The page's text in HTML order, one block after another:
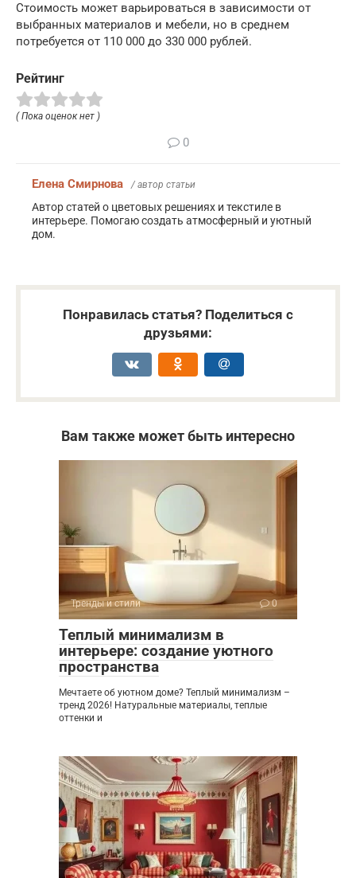
Стоимость может варьироваться в зависимости от
выбранных материалов и мебели, но в среднем
потребуется от 110 000 до 330 000 рублей.
Рейтинг
( Пока оценок нет )
0
Елена Смирнова / автор статьи
Автор статей о цветовых решениях и текстиле в
интерьере. Помогаю создать атмосферный и уютный
дом.
Понравилась статья? Поделиться с
друзьями:
Вам также может быть интересно
Тренды и стили 0
Теплый минимализм в
интерьере: создание уютного
пространства
Мечтаете об уютном доме? Теплый минимализм –
тренд 2026! Натуральные материалы, теплые
оттенки и